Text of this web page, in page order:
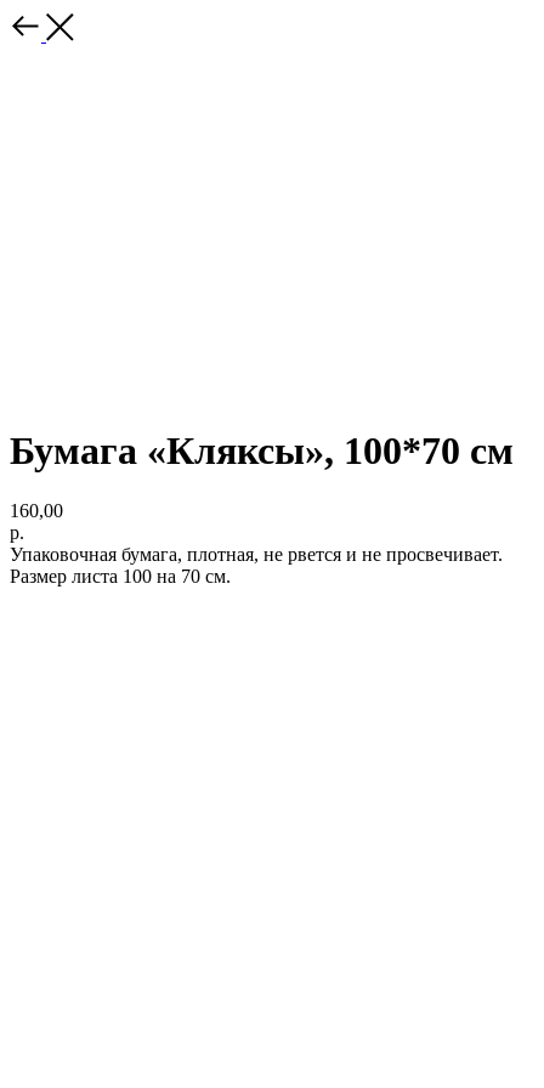
Бумага «Кляксы», 100*70 см
160,00
р.
Упаковочная бумага, плотная, не рвется и не просвечивает.
Размер листа 100 на 70 см.